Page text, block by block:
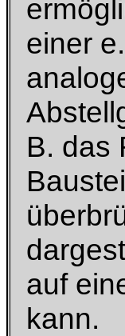
einer
B. das
auf
kann.